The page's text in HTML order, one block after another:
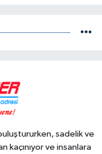
sadelik ve
kaçınıyor ve insanlara